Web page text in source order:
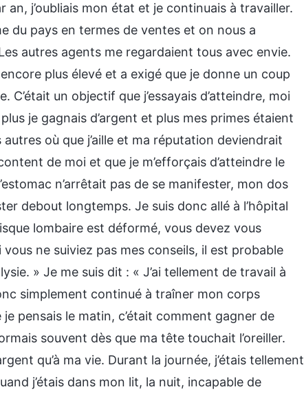
an, j’oubliais mon état et je continuais à travailler.
du pays en termes de ventes et on nous a
autres agents me regardaient tous avec envie.
plus élevé et a exigé que je donne un coup
un objectif que j’essayais d’atteindre, moi
je gagnais d’argent et plus mes primes étaient
autres où que j’aille et ma réputation deviendrait
de moi et que je m’efforçais d’atteindre le
n’arrêtait pas de se manifester, mon dos
debout longtemps. Je suis donc allé à l’hôpital
lombaire est déformé, vous devez vous
ne suiviez pas mes conseils, il est probable
» Je me suis dit : « J’ai tellement de travail à
simplement continué à traîner mon corps
pensais le matin, c’était comment gagner de
souvent dès que ma tête touchait l’oreiller.
qu’à ma vie. Durant la journée, j’étais tellement
j’étais dans mon lit, la nuit, incapable de